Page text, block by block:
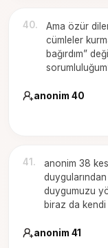
40.
Ama özür
cümleler
bağırdım”
anonim 40
41 .
anonim 38
duygumuzu
biraz da
anonim 41